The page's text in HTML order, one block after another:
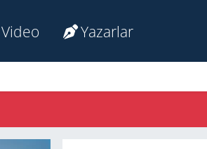
Video Yazarlar